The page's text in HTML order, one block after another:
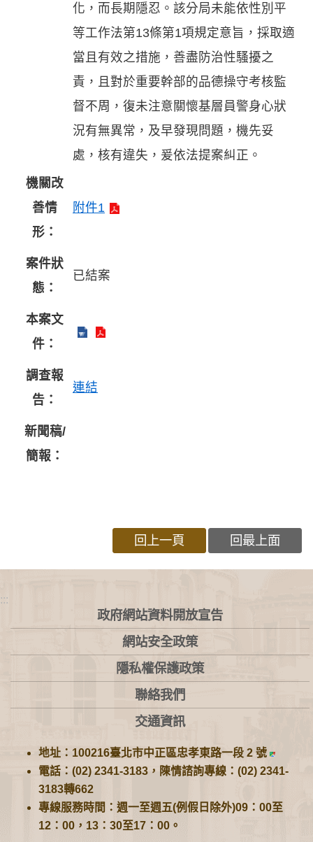
化，而長期隱忍。該分局未能依性別平
等工作法第13條第1項規定意旨，採取適
當且有效之措施，善盡防治性騷擾之
責，且對於重要幹部的品德操守考核監
督不周，復未注意關懷基層員警身心狀
況有無異常，及早發現問題，機先妥
處，核有違失，爰依法提案糾正。
機關改
善情
形：
附件1
案件狀
態：
已結案
本案文
件：
調查報
告：
連結
新聞稿/
簡報：
回上一頁 回最上面
:::
政府網站資料開放宣告
網站安全政策
隱私權保護政策
聯絡我們
交通資訊
地址：100216臺北市中正區忠孝東路一段 2 號
電話：(02) 2341-3183，陳情諮詢專線：(02) 2341-
3183轉662
專線服務時間：週一至週五(例假日除外)09：00至
12：00，13：30至17：00。